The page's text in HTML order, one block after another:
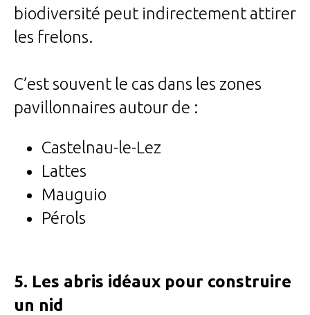
biodiversité peut indirectement attirer
les frelons.
C’est souvent le cas dans les zones
pavillonnaires autour de :
Castelnau-le-Lez
Lattes
Mauguio
Pérols
5. Les abris idéaux pour construire
un nid